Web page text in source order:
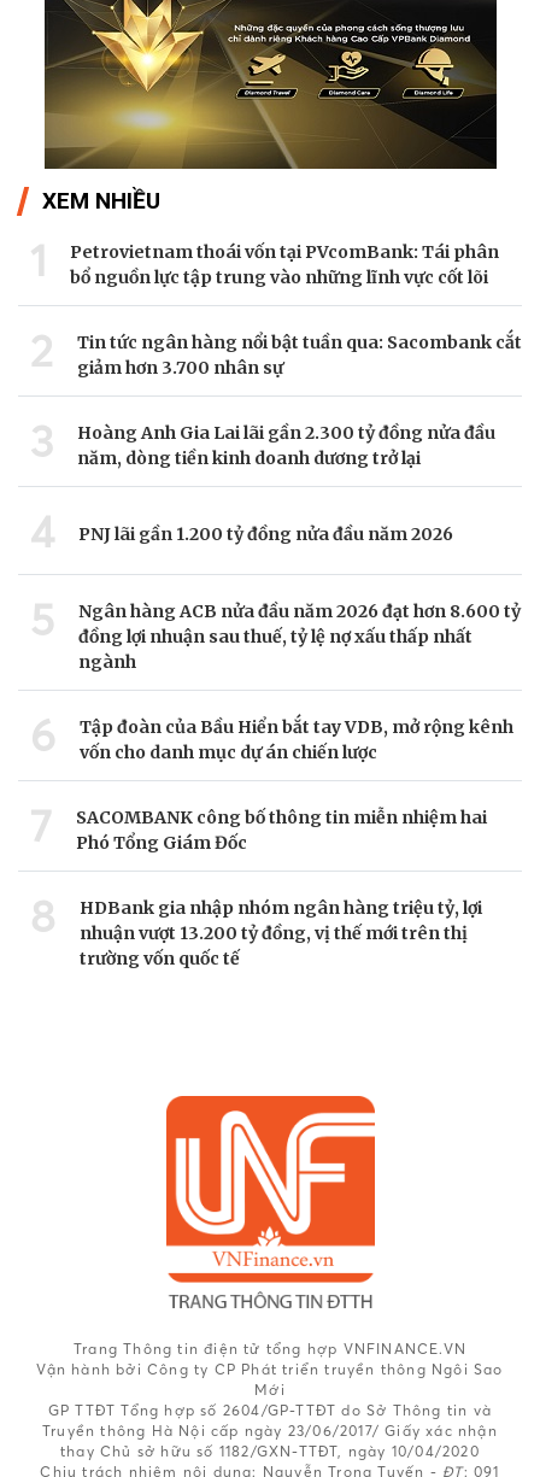
XEM NHIỀU
1
Petrovietnam thoái vốn tại PVcomBank: Tái phân
bổ nguồn lực tập trung vào những lĩnh vực cốt lõi
2
Tin tức ngân hàng nổi bật tuần qua: Sacombank cắt
giảm hơn 3.700 nhân sự
3
Hoàng Anh Gia Lai lãi gần 2.300 tỷ đồng nửa đầu
năm, dòng tiền kinh doanh dương trở lại
4 PNJ lãi gần 1.200 tỷ đồng nửa đầu năm 2026
5
Ngân hàng ACB nửa đầu năm 2026 đạt hơn 8.600 tỷ
đồng lợi nhuận sau thuế, tỷ lệ nợ xấu thấp nhất
ngành
6
Tập đoàn của Bầu Hiển bắt tay VDB, mở rộng kênh
vốn cho danh mục dự án chiến lược
7
SACOMBANK công bố thông tin miễn nhiệm hai
Phó Tổng Giám Đốc
8
HDBank gia nhập nhóm ngân hàng triệu tỷ, lợi
nhuận vượt 13.200 tỷ đồng, vị thế mới trên thị
trường vốn quốc tế
Trang Thông tin điện tử tổng hợp VNFINANCE.VN
Vận hành bởi Công ty CP Phát triển truyền thông Ngôi Sao
Mới
GP TTĐT Tổng hợp số 2604/GP-TTĐT do Sở Thông tin và
Truyền thông Hà Nội cấp ngày 23/06/2017/ Giấy xác nhận
thay Chủ sở hữu số 1182/GXN-TTĐT, ngày 10/04/2020
Chịu trách nhiệm nội dung: Nguyễn Trọng Tuyến - ĐT: 091